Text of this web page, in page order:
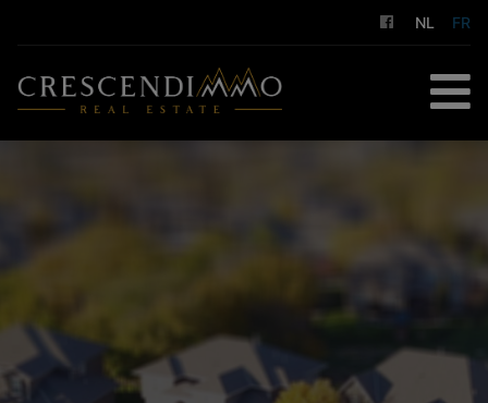
NL FR
NOS SERVICES
A PROPOS DE NOUS